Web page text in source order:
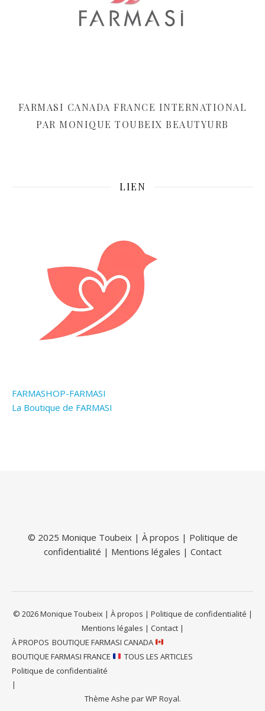
FARMASI CANADA FRANCE INTERNATIONAL
PAR MONIQUE TOUBEIX BEAUTYURB
LIEN
FARMASHOP-FARMASI
La Boutique de FARMASI
© 2025 Monique Toubeix | À propos | Politique de
confidentialité | Mentions légales | Contact
© 2026 Monique Toubeix | À propos | Politique de confidentialité |
Mentions légales | Contact |
À PROPOS BOUTIQUE FARMASI CANADA
BOUTIQUE FARMASI FRANCE
TOUS LES ARTICLES
Politique de confidentialité
Thème Ashe parWP Royal.